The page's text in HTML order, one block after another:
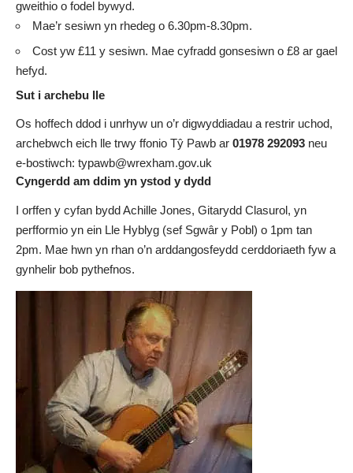
gweithio o fodel bywyd.
Mae’r sesiwn yn rhedeg o 6.30pm-8.30pm.
Cost yw £11 y sesiwn. Mae cyfradd gonsesiwn o £8 ar gael
hefyd.
Sut i archebu lle
Os hoffech ddod i unrhyw un o’r digwyddiadau a restrir uchod,
archebwch eich lle trwy ffonio Tŷ Pawb ar 01978 292093 neu
e-bostiwch: typawb@wrexham.gov.uk
Cyngerdd am ddim yn ystod y dydd
I orffen y cyfan bydd Achille Jones, Gitarydd Clasurol, yn
perfformio yn ein Lle Hyblyg (sef Sgwâr y Pobl) o 1pm tan
2pm. Mae hwn yn rhan o’n arddangosfeydd cerddoriaeth fyw a
gynhelir bob pythefnos.